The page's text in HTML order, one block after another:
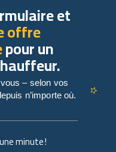
minute !
et
offre
pour un
– selon vos
n’importe où.